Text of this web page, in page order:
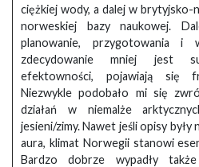
ciężkiej wody, a dalej w brytyjsko-
norweskiej bazy naukowej.
planowanie, przygotowania i
zdecydowanie mniej jest
efektowności, pojawiają się
Niezwykle podobało mi się
działań w niemalże
jesieni/zimy. Nawet jeśli opisy były
aura, klimat Norwegii stanowi
Bardzo dobrze wypadły